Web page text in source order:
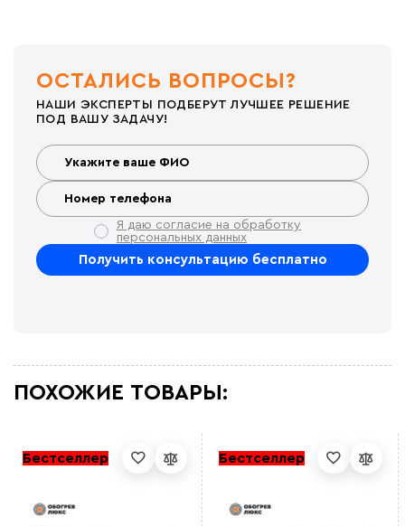
ОСТАЛИСЬ ВОПРОСЫ?
НАШИ ЭКСПЕРТЫ ПОДБЕРУТ ЛУЧШЕЕ РЕШЕНИЕ
ПОД ВАШУ ЗАДАЧУ!
Я даю согласие на обработку
персональных данных
ПОХОЖИЕ ТОВАРЫ:
Бестселлер Бестселлер